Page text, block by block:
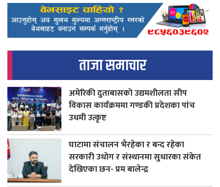
ताजा समाचार
अमेरिकी दुताबासको उद्यमशीलता सीप
विकास कार्यक्रममा गण्डकी प्रदेशका पांच
उधमी उत्कृष्ट
घाटामा संचालन भैरहेका र बन्द रहेका
सरकारी उधोग र संस्थानमा सुधारका संकेत
देखिएका छन- प्रम बालेन्द्र